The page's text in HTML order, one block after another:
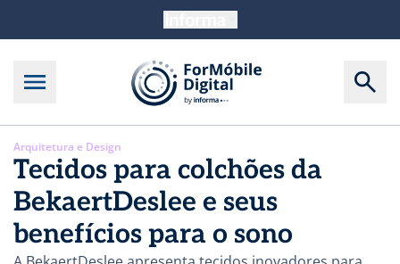
Arquitetura e Design
Tecidos para colchões da
BekaertDeslee e seus
benefícios para o sono